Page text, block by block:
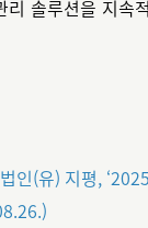
리 솔루션을 지속
인(유) 지평,